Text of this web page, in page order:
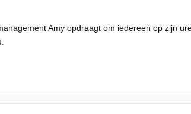
Amy opdraagt om iedereen op zijn